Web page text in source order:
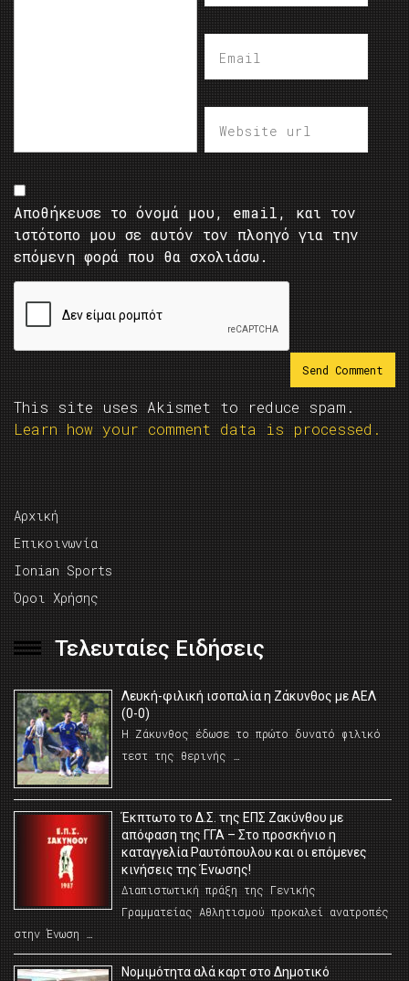
Αποθήκευσε το όνομά μου, email, και τον
ιστότοπο μου σε αυτόν τον πλοηγό για την
επόμενη φορά που θα σχολιάσω.
This site uses Akismet to reduce spam.
Learn how your comment data is processed.
Αρχική
Επικοινωνία
Ionian Sports
Όροι Χρήσης
Τελευταίες Ειδήσεις
Λευκή-φιλική ισοπαλία η Ζάκυνθος με ΑΕΛ
(0-0)
Η Ζάκυνθος έδωσε το πρώτο δυνατό φιλικό
τεστ της θερινής …
Έκπτωτο το Δ.Σ. της ΕΠΣ Ζακύνθου με
απόφαση της ΓΓΑ – Στο προσκήνιο η
καταγγελία Ραυτόπουλου και οι επόμενες
κινήσεις της Ένωσης!
Διαπιστωτική πράξη της Γενικής
Γραμματείας Αθλητισμού προκαλεί ανατροπές
στην Ένωση …
Νομιμότητα αλά καρτ στο Δημοτικό